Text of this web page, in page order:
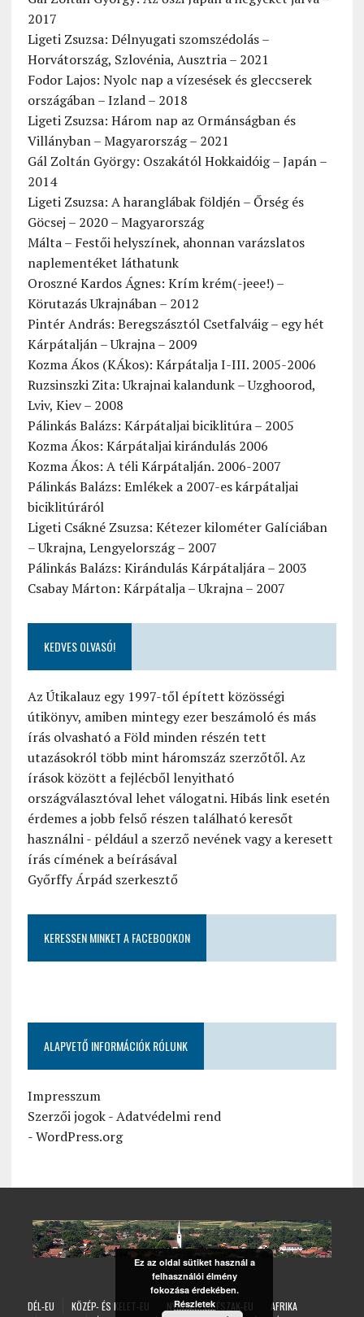
2017
Ligeti Zsuzsa: Délnyugati szomszédolás –
Horvátország, Szlovénia, Ausztria – 2021
Fodor Lajos: Nyolc nap a vízesések és gleccserek
országában – Izland – 2018
Ligeti Zsuzsa: Három nap az Ormánságban és
Villányban – Magyarország – 2021
Gál Zoltán György: Oszakától Hokkaidóig – Japán –
2014
Ligeti Zsuzsa: A haranglábak földjén – Őrség és
Göcsej – 2020 – Magyarország
Málta – Festői helyszínek, ahonnan varázslatos
naplementéket láthatunk
Oroszné Kardos Ágnes: Krím krém(-jeee!) –
Körutazás Ukrajnában – 2012
Pintér András: Beregszásztól Csetfalváig – egy hét
Kárpátalján – Ukrajna – 2009
Kozma Ákos (KÁkos): Kárpátalja I-III. 2005-2006
Ruzsinszki Zita: Ukrajnai kalandunk – Uzghoorod,
Lviv, Kiev – 2008
Pálinkás Balázs: Kárpátaljai biciklitúra – 2005
Kozma Ákos: Kárpátaljai kirándulás 2006
Kozma Ákos: A téli Kárpátalján. 2006-2007
Pálinkás Balázs: Emlékek a 2007-es kárpátaljai
biciklitúráról
Ligeti Csákné Zsuzsa: Kétezer kilométer Galíciában
– Ukrajna, Lengyelország – 2007
Pálinkás Balázs: Kirándulás Kárpátaljára – 2003
Csabay Márton: Kárpátalja – Ukrajna – 2007
KEDVES OLVASÓ!
Az Útikalauz egy 1997-től épített közösségi
útikönyv, amiben mintegy ezer beszámoló és más
írás olvasható a Föld minden részén tett
utazásokról több mint háromszáz szerzőtől. Az
írások között a fejlécből lenyitható
országválasztóval lehet válogatni. Hibás link esetén
érdemes a jobb felső részen található keresőt
használni - például a szerző nevének vagy a keresett
írás címének a beírásával
Győrffy Árpád szerkesztő
KERESSEN MINKET A FACEBOOKON
ALAPVETŐ INFORMÁCIÓK RÓLUNK
Impresszum
Szerzői jogok-Adatvédelmi rend
-WordPress.org
DÉL-EU KÖZÉP- ÉS KELET-EU NYUGAT- ÉS ÉSZAK-EU
AFRIKA
Ez az oldal sütiket használ a
felhasználói élmény
fokozása érdekében.
Részletek